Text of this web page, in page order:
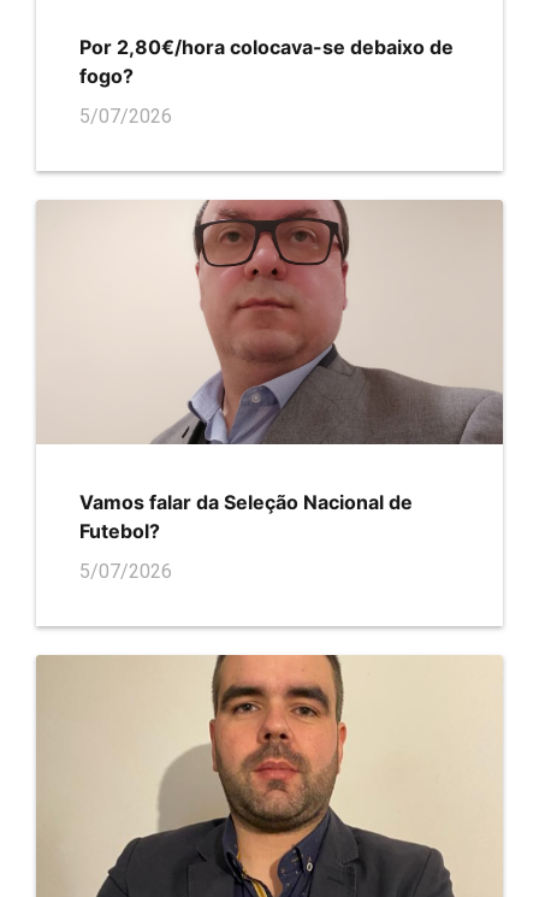
Por 2,80€/hora colocava-se debaixo de
fogo?
5/07/2026
Vamos falar da Seleção Nacional de
Futebol?
5/07/2026